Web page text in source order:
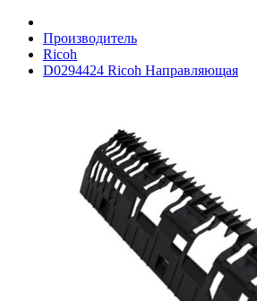
Производитель
Ricoh
D0294424 Ricoh Направляющая